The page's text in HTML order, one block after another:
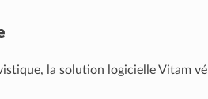
la solution logicielle Vitam